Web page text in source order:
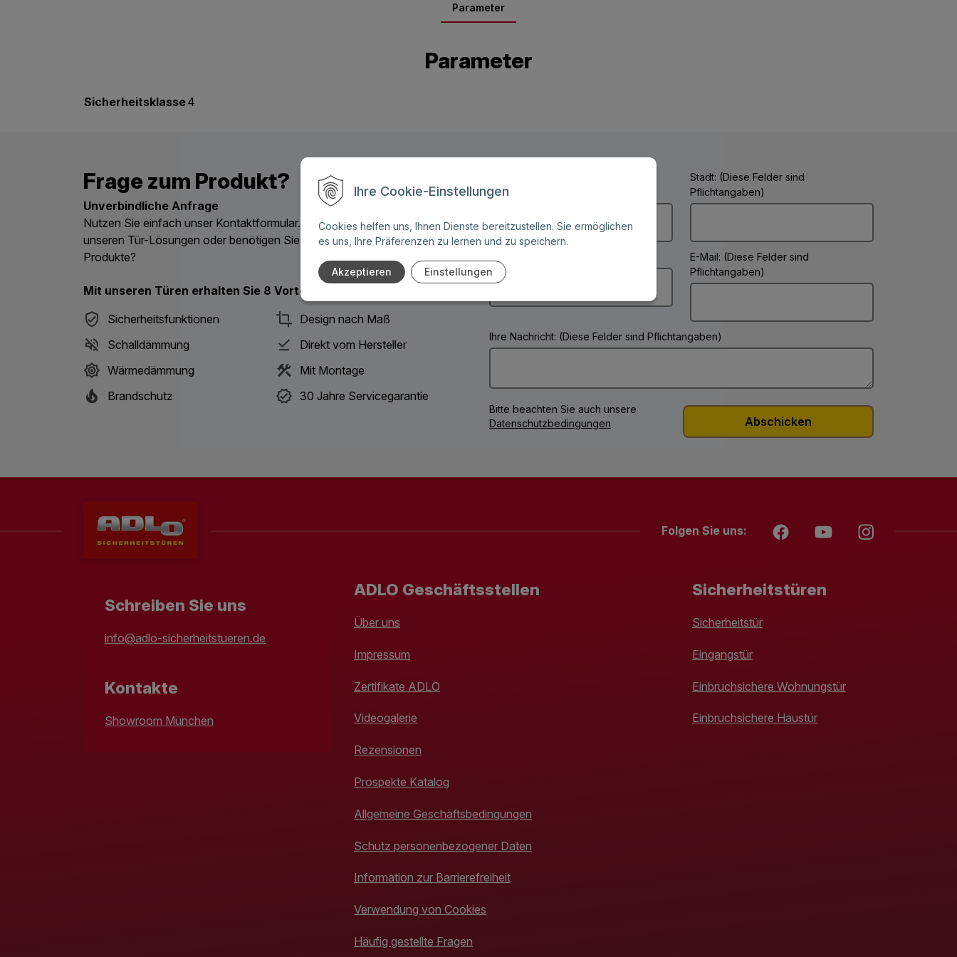
Ihre Cookie-Einstellungen
Cookies helfen uns, Ihnen Dienste bereitzustellen. Sie ermöglichen
es uns, Ihre Präferenzen zu lernen und zu speichern.
Akzeptieren Einstellungen
Parameter
Parameter
Sicherheitsklasse4
Frage zum Produkt?
Unverbindliche Anfrage
Nutzen Sie einfach unser Kontaktformular. Haben Sie weitere Fragen zu
unseren Tür-Lösungen oder benötigen Sie ein Angebot für eines unserer
Produkte?
Mit unseren Türen erhalten Sie 8 Vorteile:
Sicherheitsfunktionen
Design nach Maß
Schalldämmung
Direkt vom Hersteller
Wärmedämmung
Mit Montage
Brandschutz
30 Jahre Servicegarantie
Pflichtangaben)
Stadt: (Diese Felder sind
Pflichtangaben)
E-Mail: (Diese Felder sind
Pflichtangaben)
Ihre Nachricht: (Diese Felder sind Pflichtangaben)
Bitte beachten Sie auch unsere
Datenschutzbedingungen
Folgen Sie uns:
Schreiben Sie uns
info@adlo-sicherheitstueren.de
Kontakte
Showroom München
ADLO Geschäftsstellen
Über uns
Impressum
Zertifikate ADLO
Videogalerie
Rezensionen
Prospekte Katalog
Allgemeine Geschäftsbedingungen
Schutz personenbezogener Daten
Information zur Barrierefreiheit
Verwendung von Cookies
Häufig gestellte Fragen
Sicherheitstüren
Sicherheitstür
Eingangstür
Einbruchsichere Wohnungstür
Einbruchsichere Haustür